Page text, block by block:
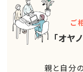
ご
「オヤ
親と自分